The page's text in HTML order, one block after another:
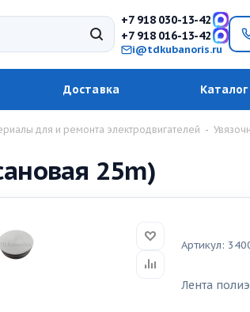
+7 918 030-13-42
+7 918 016-13-42
i@tdkubanoris.ru
Доставка Каталог
для и ремонта электродвигателей -
25m)
Артикул:
Лента